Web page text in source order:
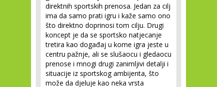
direktnih sportskih prenosa. Jedan za cilj
ima da samo prati igru i kaže samo ono
što direktno doprinosi tom cilju. Drugi
koncept je da se sportsko natjecanje
tretira kao događaj u kome igra jeste u
centru pažnje, ali se slušaocu i gledaocu
prenose i mnogi drugi zanimljivi detalji i
situacije iz sportskog ambijenta, što
može da djeluje kao neka vrsta